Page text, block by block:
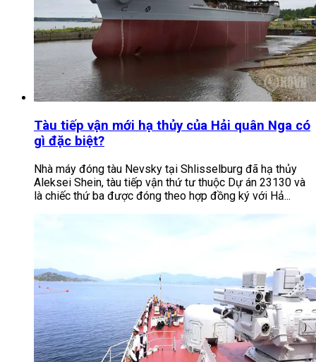
Tàu tiếp vận mới hạ thủy của Hải quân Nga có
gì đặc biệt?
Nhà máy đóng tàu Nevsky tại Shlisselburg đã hạ thủy
Aleksei Shein, tàu tiếp vận thứ tư thuộc Dự án 23130 và
là chiếc thứ ba được đóng theo hợp đồng ký với Hả...